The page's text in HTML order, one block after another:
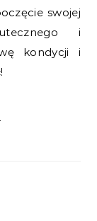
swojej
i
kondycji i